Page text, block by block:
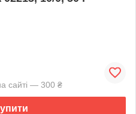
сайті — 300 ₴